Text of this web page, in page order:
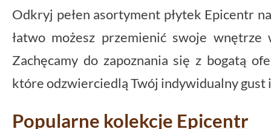
Odkryj pełen asortyment płytek Epicentr
łatwo możesz przemienić swoje
Zachęcamy do zapoznania się z bogatą
które odzwierciedlą Twój indywidualny gust
Popularne kolekcje Epicentr